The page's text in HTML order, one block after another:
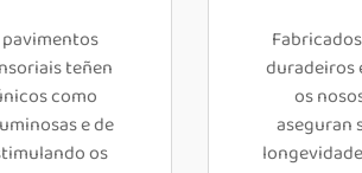
pavimentos
teñen
como
e de
os
duradeiros
os
aseguran